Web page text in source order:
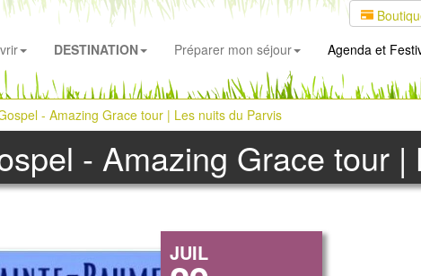
DESTINATION Préparer mon séjour Agenda et
- Amazing Grace tour | Les nuits du Parvis
- Amazing Grace tour
JUIL